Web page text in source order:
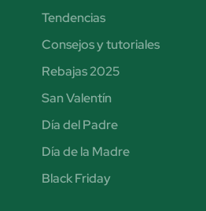
Tendencias
Consejos y tutoriales
Rebajas 2025
San Valentín
Día del Padre
Día de la Madre
Black Friday